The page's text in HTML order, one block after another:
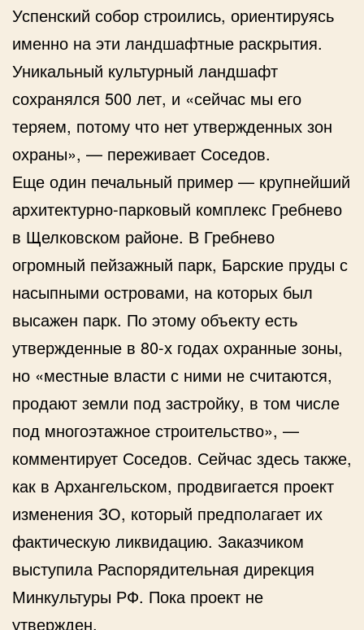
Успенский собор строились, ориентируясь
именно на эти ландшафтные раскрытия.
Уникальный культурный ландшафт
сохранялся 500 лет, и «сейчас мы его
теряем, потому что нет утвержденных зон
охраны», — переживает Соседов.
Еще один печальный пример — крупнейший
архитектурно-парковый комплекс Гребнево
в Щелковском районе. В Гребнево
огромный пейзажный парк, Барские пруды с
насыпными островами, на которых был
высажен парк. По этому объекту есть
утвержденные в 80-х годах охранные зоны,
но «местные власти с ними не считаются,
продают земли под застройку, в том числе
под многоэтажное строительство», —
комментирует Соседов. Сейчас здесь также,
как в Архангельском, продвигается проект
изменения ЗО, который предполагает их
фактическую ликвидацию. Заказчиком
выступила Распорядительная дирекция
Минкультуры РФ. Пока проект не
утвержден.